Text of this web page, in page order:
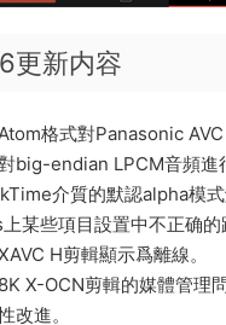
更新内容
格式對Panasonic AVC
big-endian LPCM音頻進
介質的默認alpha模式
某些項目設置中不正确的
H剪輯顯示爲離線。
X-OCN剪輯的媒體管理問
改進。